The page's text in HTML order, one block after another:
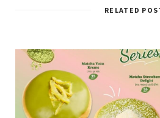
RELATED